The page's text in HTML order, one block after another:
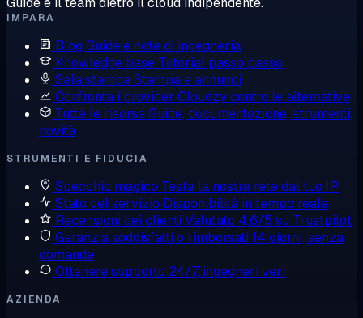
IMPARA
Blog Guide e note di ingegneria
Knowledge base Tutorial passo passo
Sala stampaStampa e annunci
Confronta i provider Cloudzy contro le alternative
Tutte le risorseGuide, documentazione, strumenti,
novità
STRUMENTI E FIDUCIA
Specchio magico Testa la nostra rete dal tuo IP
Stato del servizio Disponibilità in tempo reale
Recensioni dei clienti Valutato 4,6/5 su Trustpilot
Garanzia soddisfatti o rimborsati 14 giorni, senza
domande
Ottenere supporto 24/7, ingegneri veri
AZIENDA